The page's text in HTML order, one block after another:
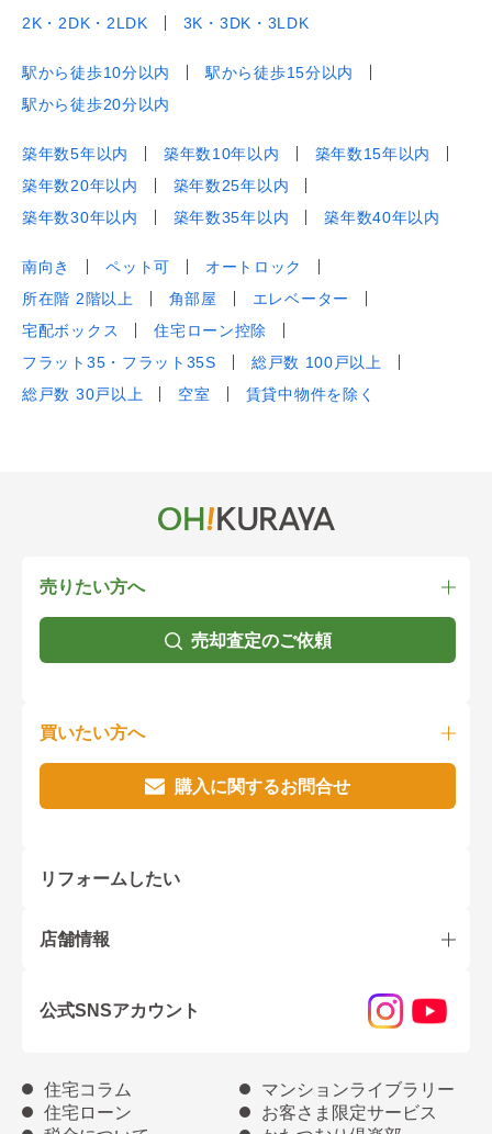
2K・2DK・2LDK 3K・3DK・3LDK
駅から徒歩10分以内
駅から徒歩15分以内
駅から徒歩20分以内
築年数5年以内 築年数10年以内
築年数15年以内
築年数20年以内
築年数25年以内
築年数30年以内
築年数35年以内 築年数40年以内
南向き ペット可
オートロック
所在階 2階以上
角部屋
エレベーター
宅配ボックス
住宅ローン控除
フラット35・フラット35S
総戸数 100戸以上
総戸数 30戸以上
空室 賃貸中物件を除く
売りたい方へ
売却査定のご依頼
買いたい方へ
購入に関するお問合せ
リフォームしたい
店舗情報
公式SNSアカウント
住宅コラム
マンションライブラリー
住宅ローン
お客さま限定サービス